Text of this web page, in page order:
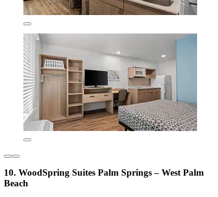
10. WoodSpring Suites Palm Springs – West Palm
Beach